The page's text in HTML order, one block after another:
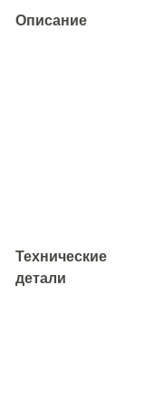
Описание
Технические
детали